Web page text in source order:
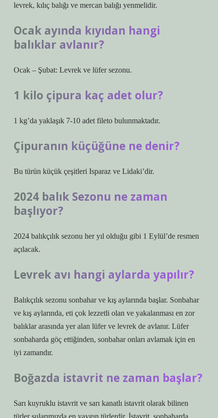
levrek, kılıç balığı ve mercan balığı yenmelidir.
Ocak ayında kıyıdan hangi
balıklar avlanır?
Ocak – Şubat: Levrek ve lüfer sezonu.
1 kilo çipura kaç adet olur?
1 kg’da yaklaşık 7-10 adet fileto bulunmaktadır.
Çipuranın küçüğüne ne denir?
Bu türün küçük çeşitleri Isparaz ve Lidaki’dir.
2024 balık Sezonu ne zaman
başlıyor?
2024 balıkçılık sezonu her yıl olduğu gibi 1 Eylül’de resmen
açılacak.
Levrek avı hangi aylarda yapılır?
Balıkçılık sezonu sonbahar ve kış aylarında başlar. Sonbahar
ve kış aylarında, eti çok lezzetli olan ve yakalanması en zor
balıklar arasında yer alan lüfer ve levrek de avlanır. Lüfer
sonbaharda göç ettiğinden, sonbahar onları avlamak için en
iyi zamandır.
Boğazda istavrit ne zaman başlar?
Sarı kuyruklu istavrit ve sarı kanatlı istavrit olarak bilinen
türler sularımızda en yaygın türlerdir. İstavrit, sonbaharda